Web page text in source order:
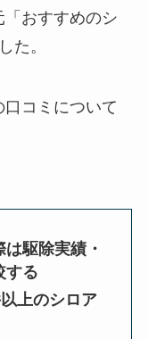
おすすめのシ
た。
コミについて
駆除実績・
する
上のシロア